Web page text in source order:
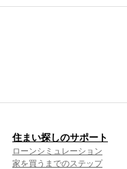
住まい探しのサポート
ローンシミュレーション
家を買うまでのステップ